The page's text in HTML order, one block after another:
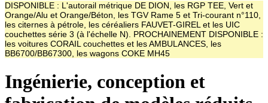
DISPONIBLE : L'autorail métrique DE DION, les RGP TEE, Vert et
Orange/Alu et Orange/Béton, les TGV Rame 5 et Tri-courant n°110,
les citernes à pétrole, les céréaliers FAUVET-GIREL et les UIC
couchettes série 3 (à l'échelle N). PROCHAINEMENT DISPONIBLE :
les voitures CORAIL couchettes et les AMBULANCES, les
BB6700/BB67300, les wagons COKE MH45
Ingénierie, conception et